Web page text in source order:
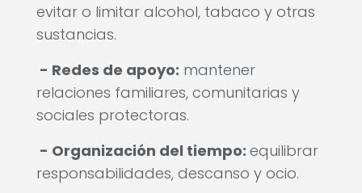
evitar o limitar alcohol, tabaco y otras
sustancias.
- Redes de apoyo: mantener
relaciones familiares, comunitarias y
sociales protectoras.
- Organización del tiempo: equilibrar
responsabilidades, descanso y ocio.